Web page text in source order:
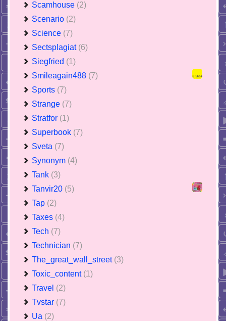
Scamhouse (2)
Scenario (2)
Science (7)
Sectsplagiat (6)
Siegfried (1)
Smileagain488 (7)
Sports (7)
Strange (7)
Stratfor (1)
Superbook (7)
Sveta (7)
Synonym (4)
Tank (3)
Tanvir20 (5)
Tap (2)
Taxes (4)
Tech (7)
Technician (7)
The_great_wall_street (3)
Toxic_content (1)
Travel (2)
Tvstar (7)
Ua (2)